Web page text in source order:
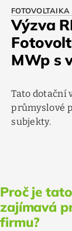
Výzva
MWp s
Tato dotační
průmyslové
subjekty.
Proč je
zajímavá
firmu?